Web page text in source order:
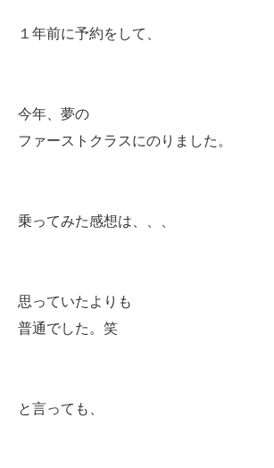
１年前に予約をして、
今年、夢の
ファーストクラスにのりました。
乗ってみた感想は、、、
思っていたよりも
普通でした。笑
と言っても、